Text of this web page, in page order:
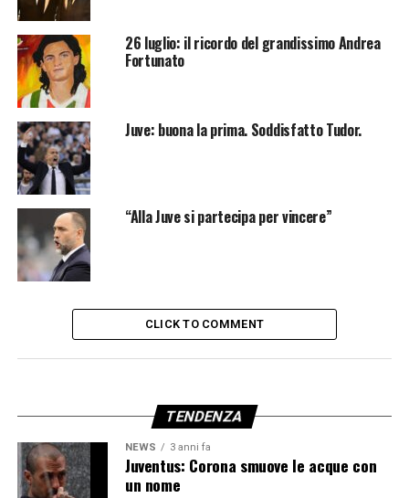
26 luglio: il ricordo del grandissimo Andrea
Fortunato
Juve: buona la prima. Soddisfatto Tudor.
“Alla Juve si partecipa per vincere”
CLICK TO COMMENT
TENDENZA
NEWS 3 anni fa
Juventus: Corona smuove le acque con
un nome